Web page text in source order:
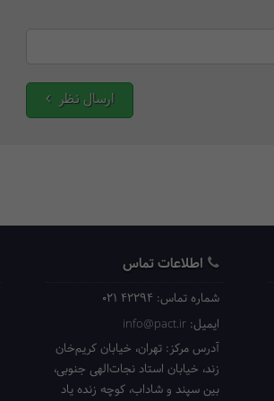
ارسال نظر
اطلاعات تماس
شماره تماس: 021 42294
ایمیل:info@pact.ir
آدرس مرکز:تهران، خیابان کریم‌خان
زند، خیابان استاد نجات‌الهی جنوبی،
بین سپند و شاداب، کوچه زنده یاد